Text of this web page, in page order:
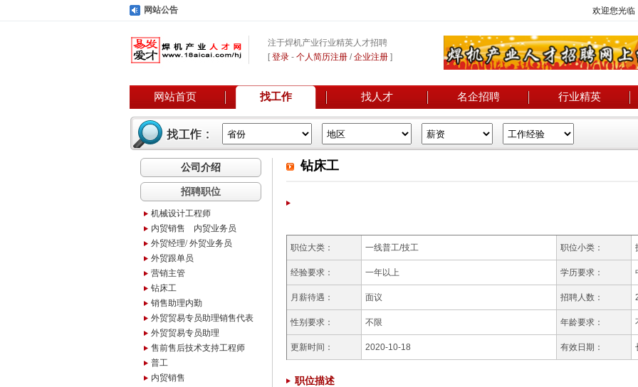
网站公告 欢迎您光临
注于焊机产业行业精英人才招聘
[登录 - 个人简历注册 /企业注册 ]
网站首页 找工作 找人才 名企招聘 行业精英
公司介绍
招聘职位
机械设计工程师
内贸销售 内贸业务员
外贸经理/ 外贸业务员
外贸跟单员
营销主管
钻床工
销售助理内勤
外贸贸易专员助理销售代表
外贸贸易专员助理
售前售后技术支持工程师
普工
内贸销售
钻床工
职位大类： 一线普工/技工 职位小类：
经验要求： 一年以上 学历要求：
月薪待遇： 面议 招聘人数：
性别要求： 不限 年龄要求：
更新时间： 2020-10-18 有效日期：
职位描述